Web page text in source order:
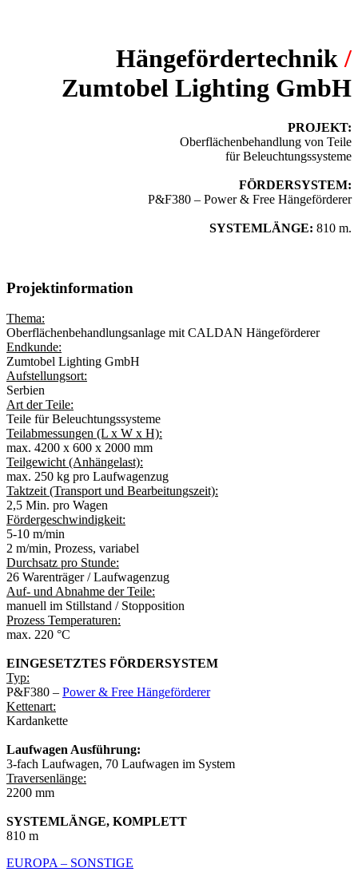
Hängefördertechnik/
Zumtobel Lighting GmbH
PROJEKT:
Oberflächenbehandlung von Teile
für Beleuchtungssysteme
FÖRDERSYSTEM:
P&F380 – Power & Free Hängeförderer
SYSTEMLÄNGE: 810 m.
Projektinformation
Thema:
Oberflächenbehandlungsanlage mit CALDAN Hängeförderer
Endkunde:
Zumtobel Lighting GmbH
Aufstellungsort:
Serbien
Art der Teile:
Teile für Beleuchtungssysteme
Teilabmessungen (L x W x H):
max. 4200 x 600 x 2000 mm
Teilgewicht (Anhängelast):
max. 250 kg pro Laufwagenzug
Taktzeit (Transport und Bearbeitungszeit):
2,5 Min. pro Wagen
Fördergeschwindigkeit:
5-10 m/min
2 m/min, Prozess, variabel
Durchsatz pro Stunde:
26 Warenträger / Laufwagenzug
Auf- und Abnahme der Teile:
manuell im Stillstand / Stopposition
Prozess Temperaturen:
max. 220 °C
EINGESETZTES FÖRDERSYSTEM
Typ:
P&F380 – Power & Free Hängeförderer
Kettenart:
Kardankette
Laufwagen Ausführung:
3-fach Laufwagen, 70 Laufwagen im System
Traversenlänge:
2200 mm
SYSTEMLÄNGE, KOMPLETT
810 m
EUROPA – SONSTIGE